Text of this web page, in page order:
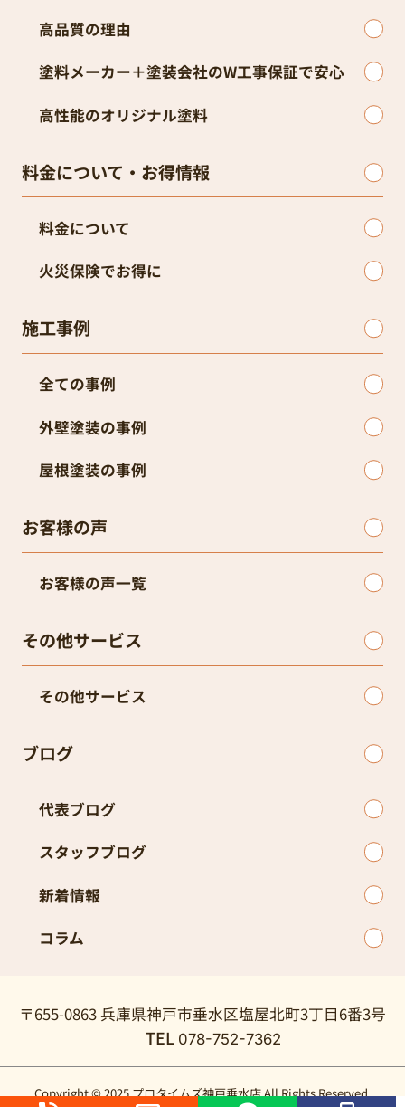
高品質の理由
塗料メーカー＋塗装会社のW工事保証で安心
高性能のオリジナル塗料
料金について・お得情報
料金について
火災保険でお得に
施工事例
全ての事例
外壁塗装の事例
屋根塗装の事例
お客様の声
お客様の声一覧
その他サービス
その他サービス
ブログ
代表ブログ
スタッフブログ
新着情報
コラム
〒655-0863 兵庫県神戸市垂水区塩屋北町3丁目6番3号
TEL 078-752-7362
Copyright © 2025 プロタイムズ神戸垂水店 All Rights Reserved.